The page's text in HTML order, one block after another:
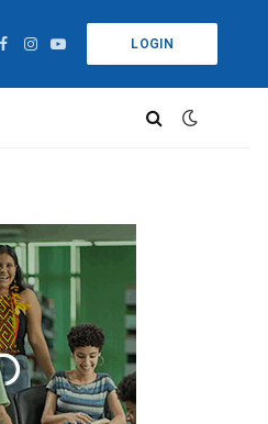
Facebook
Instagram
YouTube
LOGIN